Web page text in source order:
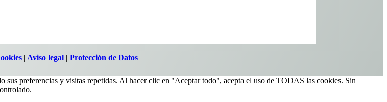
| Aviso legal| Protección de Datos
sus preferencias y visitas repetidas. Al hacer clic en "Aceptar todo", acepta el uso de TODAS las cookies. Sin